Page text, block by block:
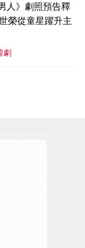
人》劇照預告釋
榮從童星躍升主
劇